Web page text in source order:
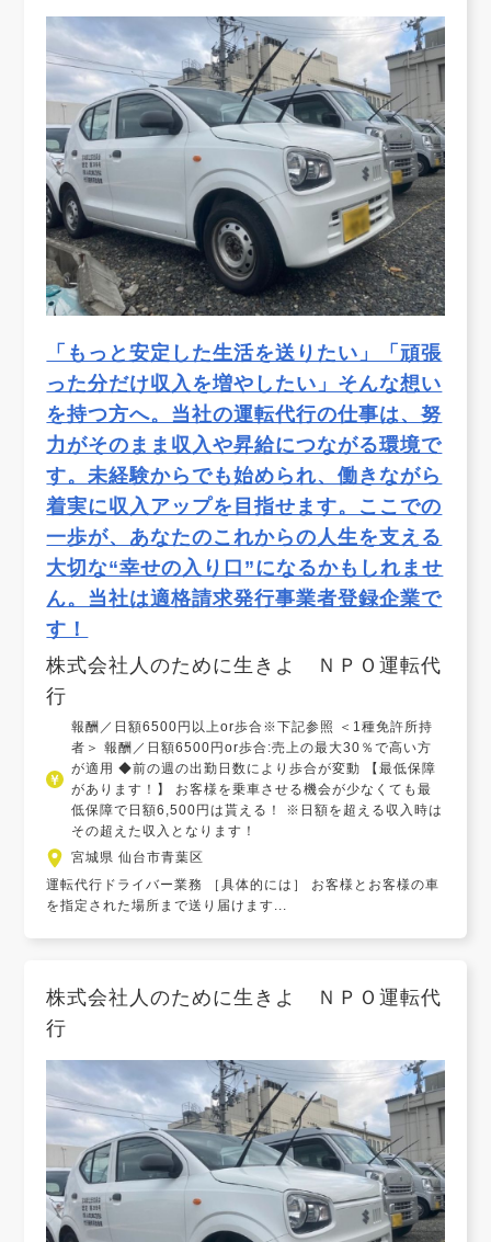
「もっと安定した生活を送りたい」「頑張
った分だけ収入を増やしたい」そんな想い
を持つ方へ。当社の運転代行の仕事は、努
力がそのまま収入や昇給につながる環境で
す。未経験からでも始められ、働きながら
着実に収入アップを目指せます。ここでの
一歩が、あなたのこれからの人生を支える
大切な“幸せの入り口”になるかもしれませ
ん。当社は適格請求発行事業者登録企業で
す！
株式会社人のために生きよ ＮＰＯ運転代
行
報酬／日額6500円以上or歩合※下記参照 ＜1種免許所持
者＞ 報酬／日額6500円or歩合:売上の最大30％で高い方
が適用 ◆前の週の出勤日数により歩合が変動 【最低保障
があります！】 お客様を乗車させる機会が少なくても最
低保障で日額6,500円は貰える！ ※日額を超える収入時は
その超えた収入となります！
宮城県 仙台市青葉区
運転代行ドライバー業務 ［具体的には］ お客様とお客様の車
を指定された場所まで送り届けます...
株式会社人のために生きよ ＮＰＯ運転代
行